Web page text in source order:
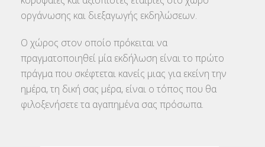
οργάνωσης και διεξαγωγής εκδηλώσεων.
Ο χώρος στον οποίο πρόκειται να
πραγματοποιηθεί μία εκδήλωση είναι το πρώτο
πράγμα που σκέφτεται κανείς μιας για εκείνη την
ημέρα, τη δική σας μέρα, είναι ο τόπος που θα
φιλοξενήσετε τα αγαπημένα σας πρόσωπα.